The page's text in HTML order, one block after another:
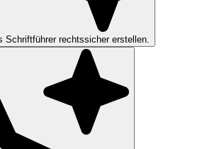
Schriftführer rechtssicher erstellen.